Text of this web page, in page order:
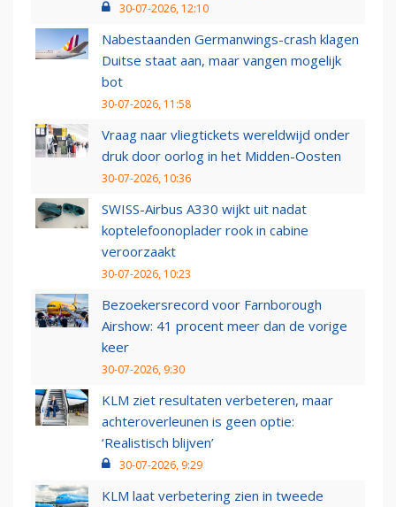
30-07-2026, 12:10
Nabestaanden Germanwings-crash klagen
Duitse staat aan, maar vangen mogelijk
bot
30-07-2026, 11:58
Vraag naar vliegtickets wereldwijd onder
druk door oorlog in het Midden-Oosten
30-07-2026, 10:36
SWISS-Airbus A330 wijkt uit nadat
koptelefoonoplader rook in cabine
veroorzaakt
30-07-2026, 10:23
Bezoekersrecord voor Farnborough
Airshow: 41 procent meer dan de vorige
keer
30-07-2026, 9:30
KLM ziet resultaten verbeteren, maar
achteroverleunen is geen optie:
‘Realistisch blijven’
30-07-2026, 9:29
KLM laat verbetering zien in tweede